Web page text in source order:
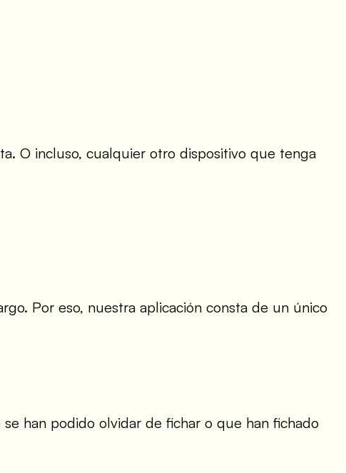
O incluso, cualquier otro dispositivo que tenga
Por eso, nuestra aplicación consta de un único
han podido olvidar de fichar o que han fichado